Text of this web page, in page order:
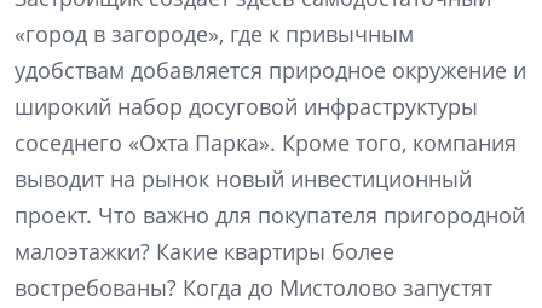
«город в загороде», где к привычным
удобствам добавляется природное окружение и
широкий набор досуговой инфраструктуры
соседнего «Охта Парка». Кроме того, компания
выводит на рынок новый инвестиционный
проект. Что важно для покупателя пригородной
малоэтажки? Какие квартиры более
востребованы? Когда до Мистолово запустят